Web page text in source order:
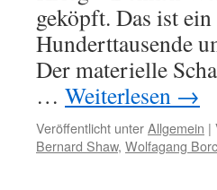
geköpft. Das ist
Hunderttausende
Der materielle
… Weiterlesen →
Veröffentlicht unterAllgemein |
Bernard Shaw, Wolfagang